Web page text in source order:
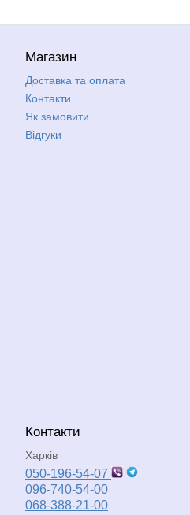
Магазин
Доставка та оплата
Контакти
Як замовити
Відгуки
Контакти
Харків
050-196-54-07
096-740-54-00
068-388-21-00